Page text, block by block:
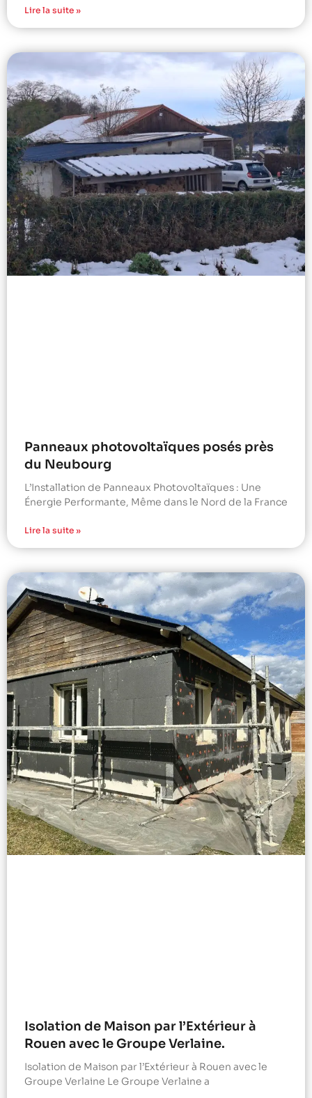
Lire la suite »
Panneaux photovoltaïques posés près
du Neubourg
L’Installation de Panneaux Photovoltaïques : Une
Énergie Performante, Même dans le Nord de la France
Lire la suite »
Isolation de Maison par l’Extérieur à
Rouen avec le Groupe Verlaine.
Isolation de Maison par l’Extérieur à Rouen avec le
Groupe Verlaine Le Groupe Verlaine a